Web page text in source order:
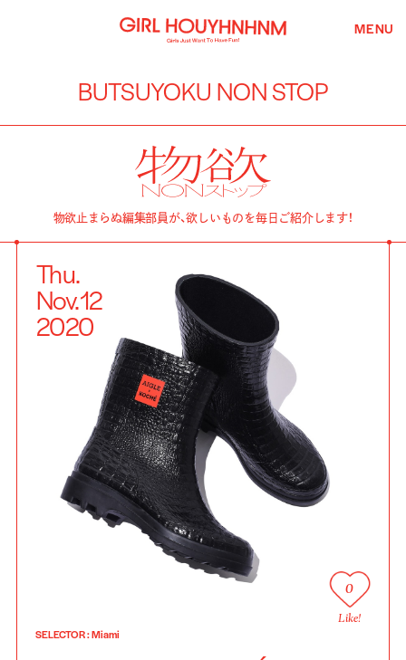
MENU
BUTSUYOKU NON STOP
物欲止まらぬ編集部員が、欲しいものを毎日ご紹介します！
Thu.
Nov.12
2020
0
Like!
SELECTOR: Miami